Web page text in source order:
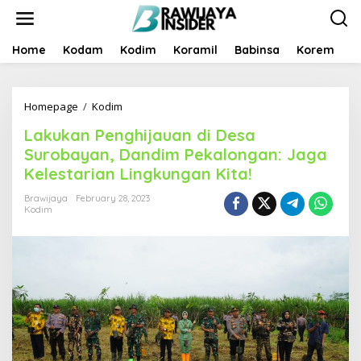
t
Home Kodam Kodim Koramil Babinsa Korem
Homepage / Kodim
k
u
k
a
n
j
a
u
a
n
Lakukan Penghijauan di Desa
Surobayan, Dandim Pekalongan: Jaga
Kelestarian Lingkungan Kita!
Brawijaya
February 28, 2023
Kodim